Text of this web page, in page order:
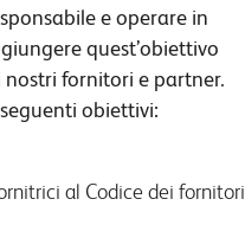
e operare in
quest’obiettivo
fornitori e partner.
obiettivi:
al Codice dei fornitori